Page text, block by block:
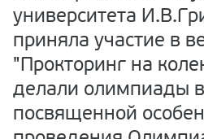
университета
приняла участие в
"Прокторинг на
делали олимпиады
посвященной